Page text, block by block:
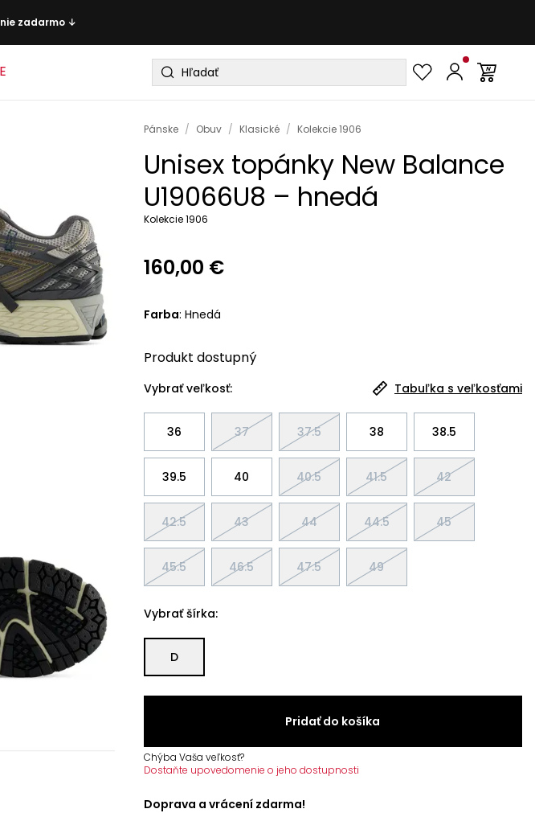
zadarmo ↓
Pánske / Obuv / Klasické / Kolekcie 1906
Unisex topánky New Balance
U19066U8 – hnedá
Kolekcie 1906
160,00 €
Farba: Hnedá
Produkt dostupný
Vybrať veľkosť: Tabuľka s veľkosťami
36 37 37.5 38 38.5
39.5 40 40.5 41.5 42
42.5 43 44 44.5 45
45.5 46.5 47.5 49
Vybrať šírka:
D
Pridať do košíka
Chýba Vaša veľkosť?
Dostaňte upovedomenie o jeho dostupnosti
Doprava a vrácení zdarma!